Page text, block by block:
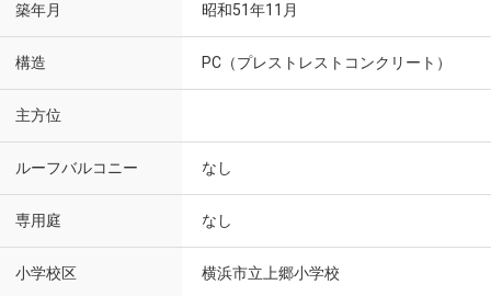
築年月 昭和51年11月
構造 PC（プレストレストコンクリート）
主方位
ルーフバルコニー なし
専用庭 なし
小学校区 横浜市立上郷小学校